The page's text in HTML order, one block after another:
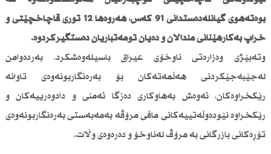
بوەتەهۆی گیانلەدەستدانی 91 كەس، هەروەها 12 تۆڕی قاچاخچێتی و
خراپ بەكارهێنانی منداڵان و دەیان تۆمەتباریان دەستگیركردوە.
وتەبێژی وەزارەتی ناوخۆی عیراق باسیلەوەشكرد، بەردەوامن
لەجێبەجێكردنی هەڵمەتەكان بۆ بەرەنگاربونەوەی تاوانە
رێكخراوەكان، ئەوەش بەهاوكاری دەزگا ئەمنی و دادوەرییەكان و
رێكخراوە نێودەوڵەتییەكانی مافی مرۆڤە بەمەبەستی بەرەنگاربونەوەی
تۆڕەكانی بازرگانی بە مرۆڤ لەناوخۆ و دەرەوەی وڵات.